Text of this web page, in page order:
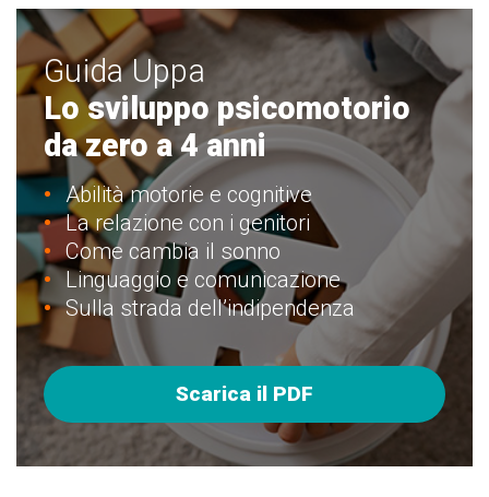
Guida Uppa
Lo sviluppo psicomotorio
da zero a 4 anni
Abilità motorie e cognitive
La relazione con i genitori
Come cambia il sonno
Linguaggio e comunicazione
Sulla strada dell’indipendenza
Scarica il PDF